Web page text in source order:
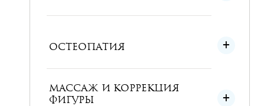
ОСТЕОПАТИЯ
МАССАЖ И КОРРЕКЦИЯ
ФИГУРЫ